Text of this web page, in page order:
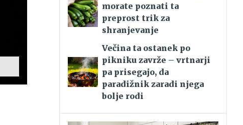
morate poznati ta
preprost trik za
shranjevanje
Večina ta ostanek po
pikniku zavrže – vrtnarji
pa prisegajo, da
paradižnik zaradi njega
bolje rodi